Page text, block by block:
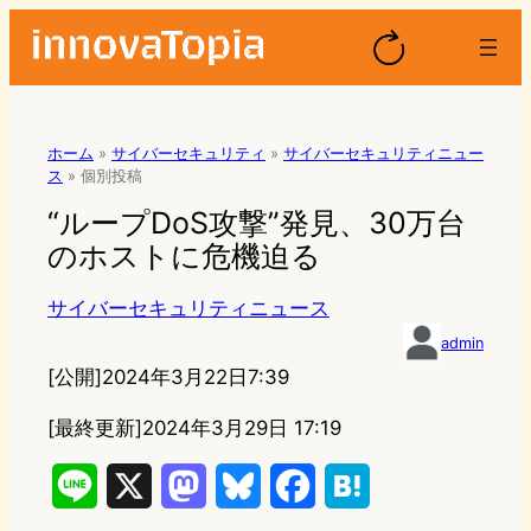
ホーム » サイバーセキュリティ » サイバーセキュリティニュー
ス » 個別投稿
“ループDoS攻撃”発見、30万台
のホストに危機迫る
サイバーセキュリティニュース
admin
[公開]2024年3月22日7:39
[最終更新]2024年3月29日 17:19